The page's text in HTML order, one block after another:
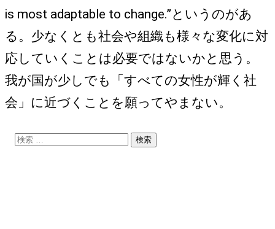
is most adaptable to change.”というのがあ
る。少なくとも社会や組織も様々な変化に対
応していくことは必要ではないかと思う。
我が国が少しでも「すべての女性が輝く社
会」に近づくことを願ってやまない。
検